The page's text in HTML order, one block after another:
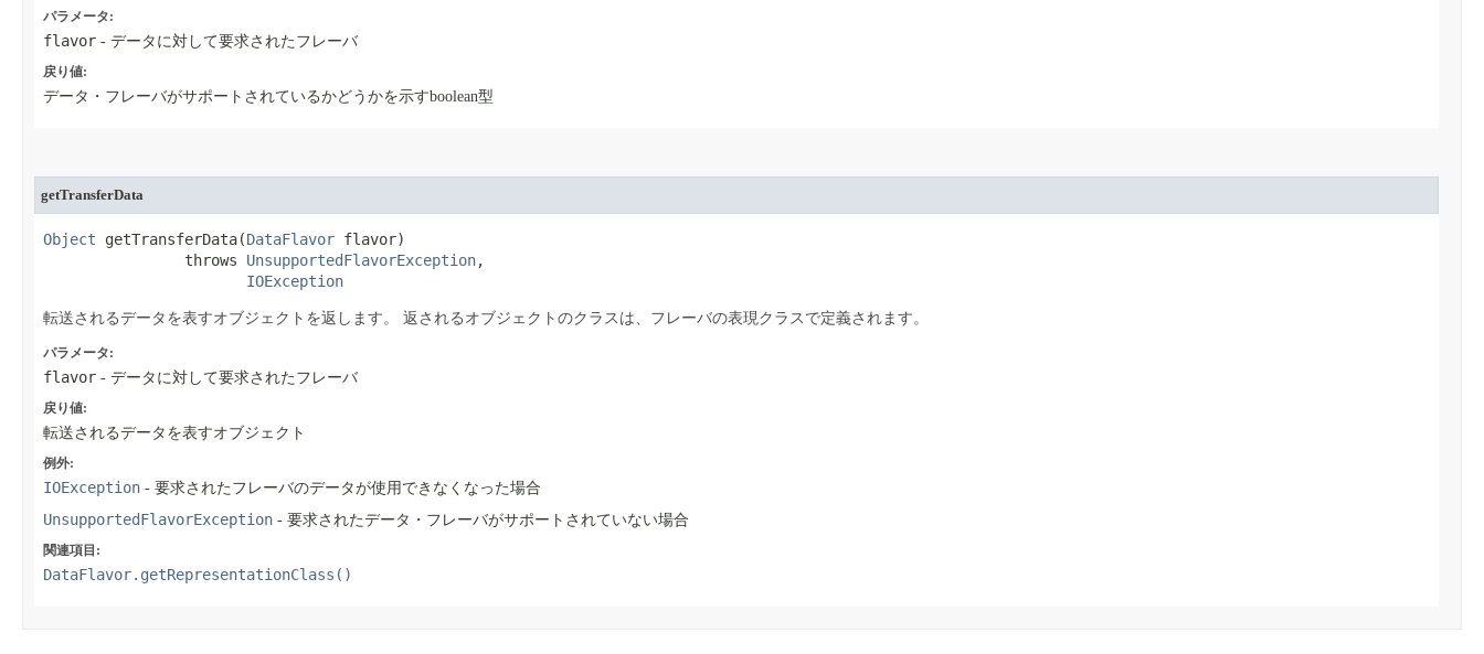
パラメータ:
flavor - データに対して要求されたフレーバ
戻り値:
データ・フレーバがサポートされているかどうかを示すboolean型
getTransferData
Object getTransferData​(DataFlavor flavor)
                throws
UnsupportedFlavorException,
IOException
転送されるデータを表すオブジェクトを返します。 返されるオブジェクトのクラスは、フレーバの表現クラスで定義されます。
パラメータ:
flavor - データに対して要求されたフレーバ
戻り値:
転送されるデータを表すオブジェクト
例外:
IOException - 要求されたフレーバのデータが使用できなくなった場合
UnsupportedFlavorException - 要求されたデータ・フレーバがサポートされていない場合
関連項目:
DataFlavor.getRepresentationClass()